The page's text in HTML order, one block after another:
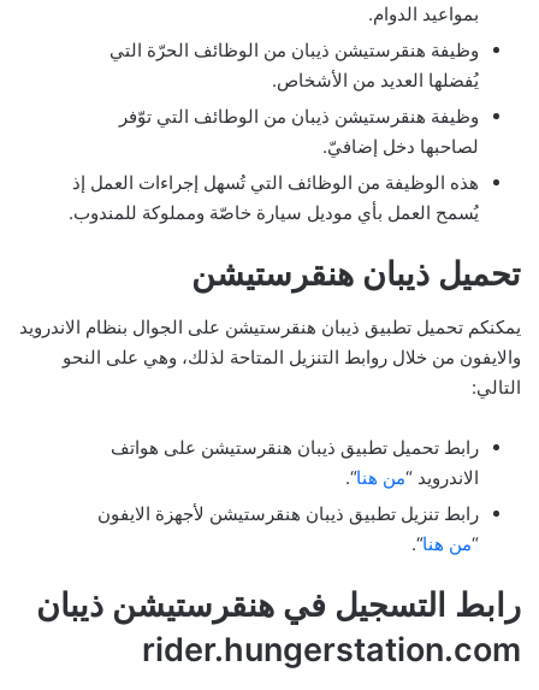
بمواعيد الدوام.
وظيفة هنقرستيشن ذيبان من الوظائف الحرّة التي
يُفضلها العديد من الأشخاص.
وظيفة هنقرستيشن ذيبان من الوطائف التي توّفر
لصاحبها دخل إضافيّ.
هذه الوظيفة من الوظائف التي تُسهل إجراءات العمل إذ
يُسمح العمل بأي موديل سيارة خاصّة ومملوكة للمندوب.
تحميل ذيبان هنقرستيشن
يمكنكم تحميل تطبيق ذيبان هنقرستيشن على الجوال بنظام الاندرويد
والايفون من خلال روابط التنزيل المتاحة لذلك، وهي على النحو
التالي:
رابط تحميل تطبيق ذيبان هنقرستيشن على هواتف
الاندرويد “من هنا“.
رابط تنزيل تطبيق ذيبان هنقرستيشن لأجهزة الايفون
“من هنا“.
رابط التسجيل في هنقرستيشن ذيبان
rider.hungerstation.com